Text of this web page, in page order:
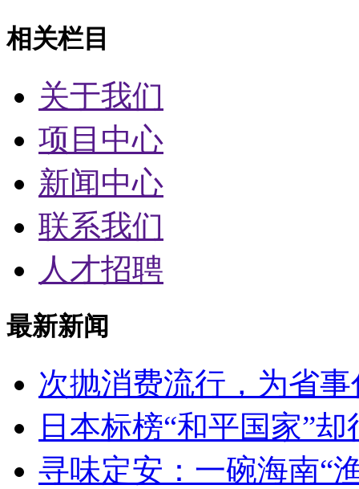
相关栏目
关于我们
项目中心
新闻中心
联系我们
人才招聘
最新新闻
次抛消费流行，为省
日本标榜“和平国家”
寻味定安：一碗海南“